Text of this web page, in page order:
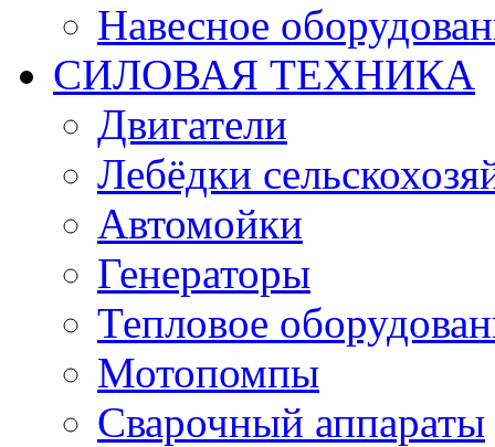
Навесное
СИЛОВАЯ ТЕХНИКА
Двигатели
Лебёдки
Автомойки
Генераторы
Тепловое
Мотопомпы
Сварочный аппараты